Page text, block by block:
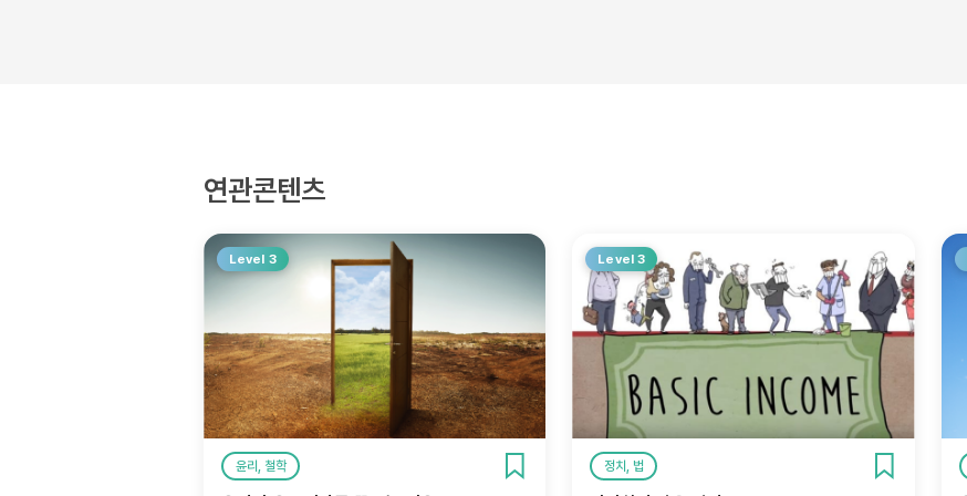
연관콘텐츠
Level 3
윤리, 철학
Level 3
정치, 법